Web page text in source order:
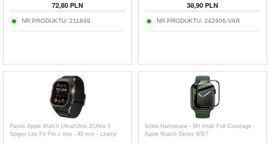
72,80 PLN
NR PRODUKTU: 211849
38,90 PLN
NR PRODUKTU: 242906-VAR
Pasek Apple Watch Ultra/Ultra 2/Ultra 3
Spigen Lite Fit Pro z etui - 49 mm - czarny
Szkło Hartowane - 9H Imak Full Coverage -
Apple Watch Series 9/8/7